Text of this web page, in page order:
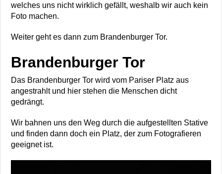
welches uns nicht wirklich gefällt, weshalb wir auch kein
Foto machen.
Weiter geht es dann zum Brandenburger Tor.
Brandenburger Tor
Das Brandenburger Tor wird vom Pariser Platz aus
angestrahlt und hier stehen die Menschen dicht
gedrängt.
Wir bahnen uns den Weg durch die aufgestellten Stative
und finden dann doch ein Platz, der zum Fotografieren
geeignet ist.